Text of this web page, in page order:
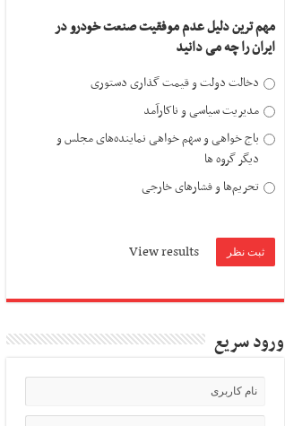
مهم ترین دلیل عدم موفقیت صنعت خودرو در
ایران را چه می دانید
دخالت دولت و قیمت گذاری دستوری
مدیریت سیاسی و ناکارآمد
باج خواهی و سهم خواهی نماینده‌های مجلس و
دیگر گروه ها
تحریم‌ها و فشارهای خارجی
View results
ورود سریع